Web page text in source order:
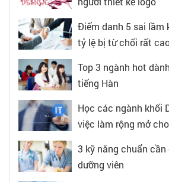
Điểm danh 5 sai lầm
tỷ lệ bị từ chối rất
Top 3 ngành hot
tiếng Hàn
Học các ngành khối
việc làm rộng mở
3 kỹ năng chuẩn
dưỡng viên